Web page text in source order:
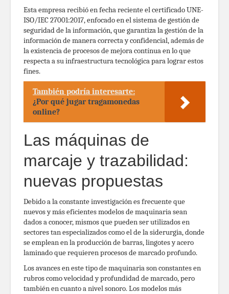
Esta empresa recibió en fecha reciente el certificado UNE-
ISO/IEC 27001:2017, enfocado en el sistema de gestión de
seguridad de la información, que garantiza la gestión de la
información de manera correcta y confidencial, además de
la existencia de procesos de mejora contínua en lo que
respecta a su infraestructura tecnológica para lograr estos
fines.
También podría interesarte:
¿Por qué jugar tragamonedas
online?
Las máquinas de
marcaje y trazabilidad:
nuevas propuestas
Debido a la constante investigación es frecuente que
nuevos y más eficientes modelos de maquinaria sean
dados a conocer, mismos que pueden ser utilizados en
sectores tan especializados como el de la siderurgia, donde
se emplean en la producción de barras, lingotes y acero
laminado que requieren procesos de marcado profundo.
Los avances en este tipo de maquinaria son constantes en
rubros como velocidad y profundidad de marcado, pero
también en cuanto a nivel sonoro. Los modelos más